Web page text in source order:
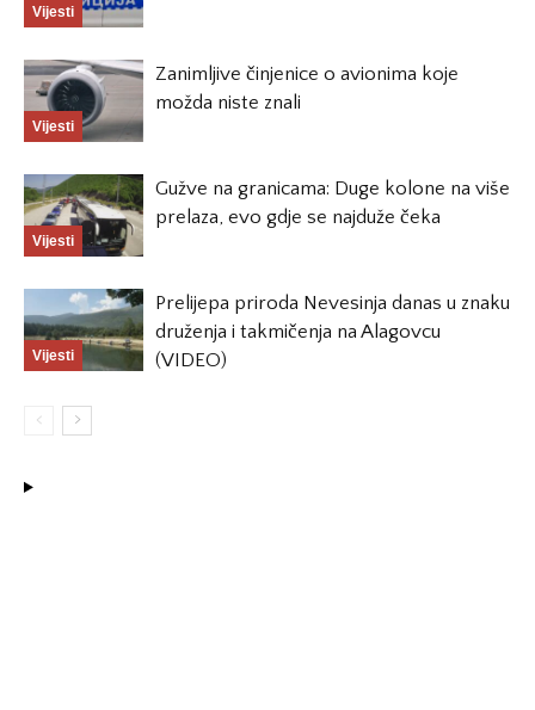
Vijesti
Vijesti
Zanimljive činjenice o avionima koje
možda niste znali
Vijesti
Gužve na granicama: Duge kolone na više
prelaza, evo gdje se najduže čeka
Vijesti
Prelijepa priroda Nevesinja danas u znaku
druženja i takmičenja na Alagovcu
(VIDEO)